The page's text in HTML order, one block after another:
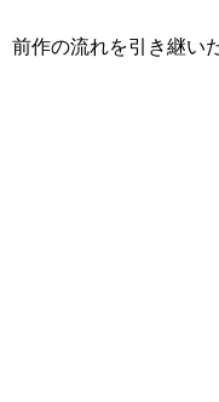
前作の流れを引き継い